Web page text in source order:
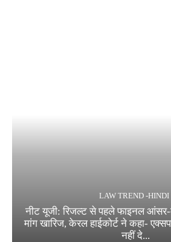
LAW TREND -HINDI
नीट यूजी: रिजल्ट से पहले फाइनल आंसर-
मांग खारिज, केरल हाईकोर्ट ने कहा-
नहीं दे...